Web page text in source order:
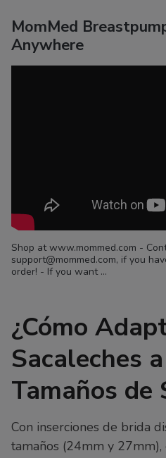
MomMed
Anywhere
Shop at www.mommed.com -
support@mommed.com, if you
order! - If you want ...
¿Cómo
Sacaleches
Tamaños de
Con inserciones de brida
tamaños (24mm y